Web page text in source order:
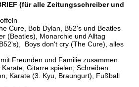
(für alle Zeitungsschreiber und
Cure, Bob Dylan, B52's und Beatles
(Beatles), Monarchie und Alltag
Boys don't cry (The Cure), alles
Freunden und Familie zusammen
Gitarre spielen, Schreiben
Karate (3. Kyu, Braungurt), Fußball